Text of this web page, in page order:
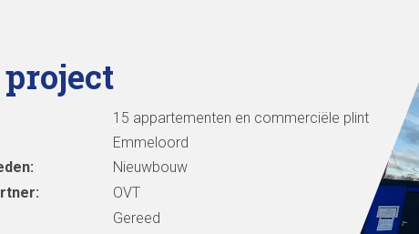
15 appartementen en commerciële plint
Emmeloord
Nieuwbouw
OVT
Gereed